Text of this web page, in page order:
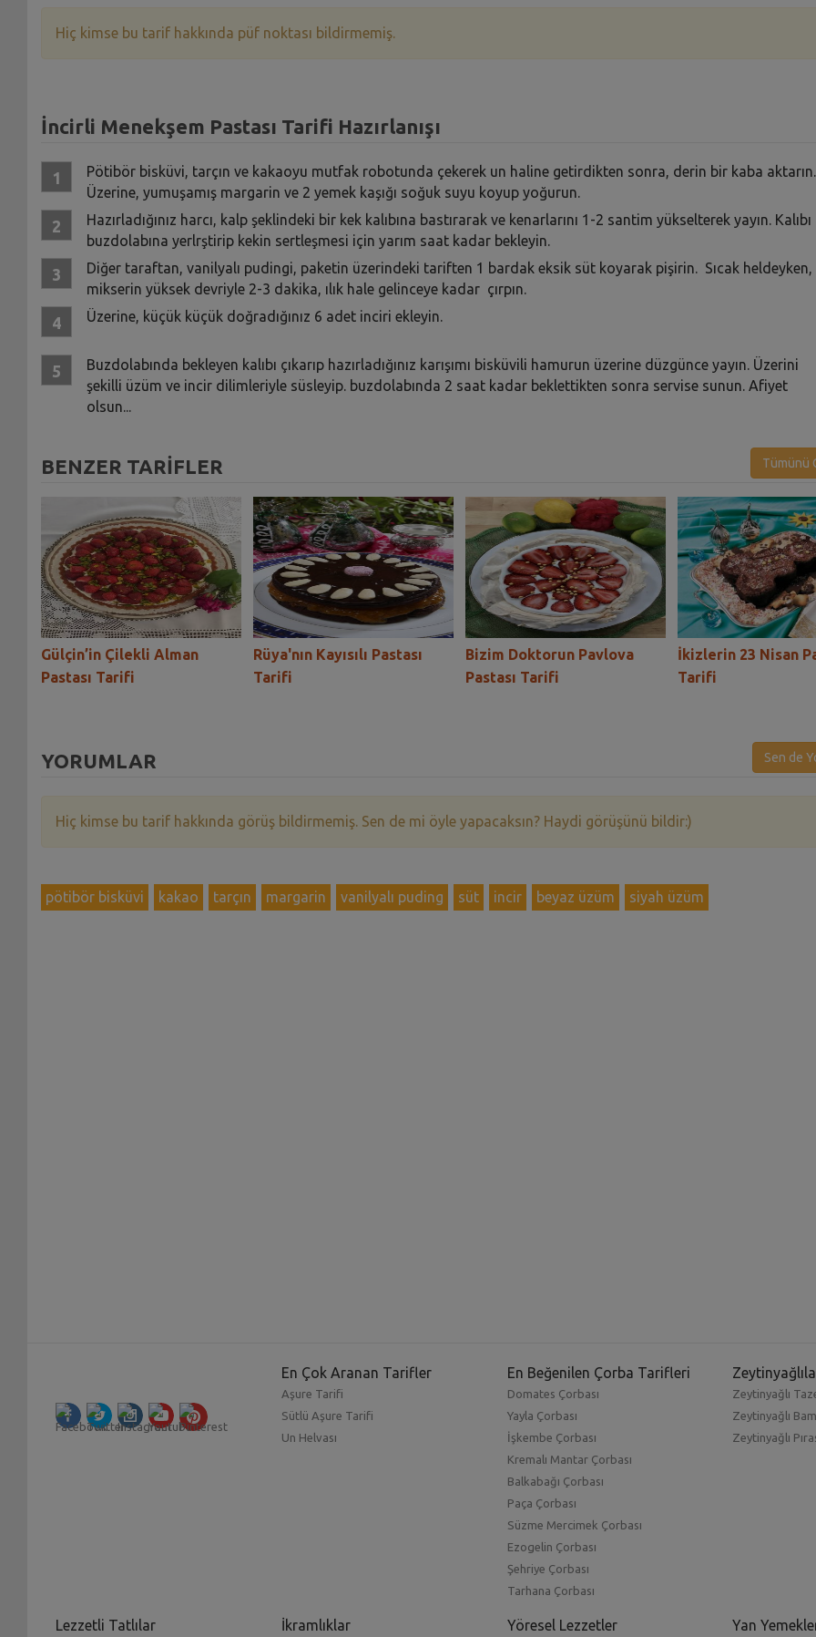
Hiç kimse bu tarif hakkında püf noktası bildirmemiş.
İncirli Menekşem Pastası Tarifi Hazırlanışı
Pötibör bisküvi, tarçın ve kakaoyu mutfak robotunda çekerek un haline getirdikten sonra, derin bir kaba aktarın.
Üzerine, yumuşamış margarin ve 2 yemek kaşığı soğuk suyu koyup yoğurun.
Hazırladığınız harcı, kalp şeklindeki bir kek kalıbına bastırarak ve kenarlarını 1-2 santim yükselterek yayın. Kalıbı
buzdolabına yerlrştirip kekin sertleşmesi için yarım saat kadar bekleyin.
Diğer taraftan, vanilyalı pudingi, paketin üzerindeki tariften 1 bardak eksik süt koyarak pişirin. Sıcak heldeyken,
mikserin yüksek devriyle 2-3 dakika, ılık hale gelinceye kadar çırpın.
Üzerine, küçük küçük doğradığınız 6 adet inciri ekleyin.
Buzdolabında bekleyen kalıbı çıkarıp hazırladığınız karışımı bisküvili hamurun üzerine düzgünce yayın. Üzerini
şekilli üzüm ve incir dilimleriyle süsleyip. buzdolabında 2 saat kadar beklettikten sonra servise sunun. Afiyet
olsun...
BENZER TARİFLER Tümünü
Gülçin’in Çilekli Alman
Pastası Tarifi
Rüya'nın Kayısılı Pastası
Tarifi
Bizim Doktorun Pavlova
Pastası Tarifi
İkizlerin 23 Nisan
Tarifi
YORUMLAR Sen de
Hiç kimse bu tarif hakkında görüş bildirmemiş. Sen de mi öyle yapacaksın? Haydi görüşünü bildir:)
pötibör bisküvi kakao tarçın margarin vanilyalı puding süt incir beyaz üzüm siyah üzüm
En Çok Aranan Tarifler
Aşure Tarifi
Sütlü Aşure Tarifi
Un Helvası
En Beğenilen Çorba Tarifleri
Domates Çorbası
Yayla Çorbası
İşkembe Çorbası
Kremalı Mantar Çorbası
Balkabağı Çorbası
Paça Çorbası
Süzme Mercimek Çorbası
Ezogelin Çorbası
Şehriye Çorbası
Tarhana Çorbası
Zeytinyağlı
Zeytinyağlı
Zeytinyağlı
Lezzetli Tatlılar İkramlıklar Yöresel Lezzetler Yan